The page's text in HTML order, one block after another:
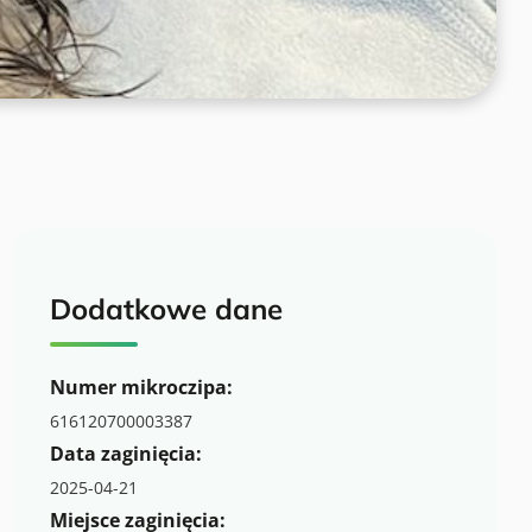
Dodatkowe dane
Numer mikroczipa:
616120700003387
Data zaginięcia:
2025-04-21
Miejsce zaginięcia: